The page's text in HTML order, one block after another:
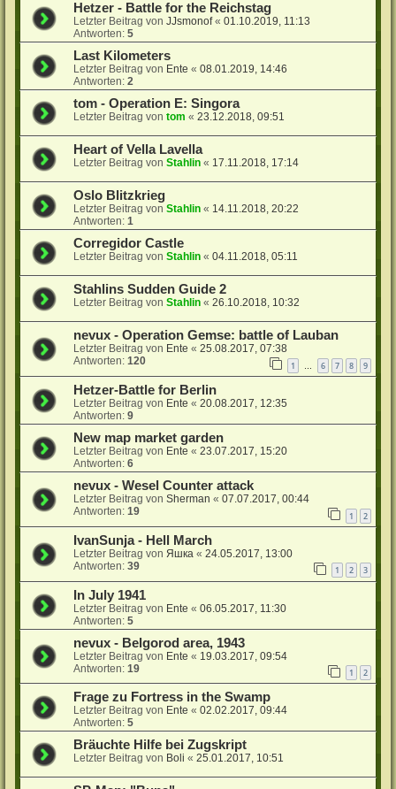
Hetzer - Battle for the Reichstag
Letzter Beitrag vonJJsmonof«01.10.2019, 11:13
Antworten:5
Last Kilometers
Letzter Beitrag von Ente «08.01.2019, 14:46
Antworten:2
tom - Operation E: Singora
Letzter Beitrag vontom «23.12.2018, 09:51
Heart of Vella Lavella
Letzter Beitrag vonStahlin « 17.11.2018, 17:14
Oslo Blitzkrieg
Letzter Beitrag vonStahlin « 14.11.2018, 20:22
Antworten:1
Corregidor Castle
Letzter Beitrag vonStahlin «04.11.2018, 05:11
Stahlins Sudden Guide 2
Letzter Beitrag vonStahlin «26.10.2018, 10:32
nevux - Operation Gemse: battle of Lauban
Letzter Beitrag von Ente «25.08.2017, 07:38
Antworten:120 1 6 7 8 9
Hetzer-Battle for Berlin
Letzter Beitrag von Ente «20.08.2017, 12:35
Antworten:9
New map market garden
Letzter Beitrag von Ente «23.07.2017, 15:20
Antworten:6
nevux - Wesel Counter attack
Letzter Beitrag vonSherman «07.07.2017, 00:44
Antworten:19 1 2
IvanSunja - Hell March
Letzter Beitrag von Яшка «24.05.2017, 13:00
Antworten:39 1 2 3
In July 1941
Letzter Beitrag von Ente «06.05.2017, 11:30
Antworten:5
nevux - Belgorod area, 1943
Letzter Beitrag von Ente « 19.03.2017, 09:54
Antworten:19 1 2
Frage zu Fortress in the Swamp
Letzter Beitrag von Ente «02.02.2017, 09:44
Antworten:5
Bräuchte Hilfe bei Zugskript
Letzter Beitrag von Boli «25.01.2017, 10:51